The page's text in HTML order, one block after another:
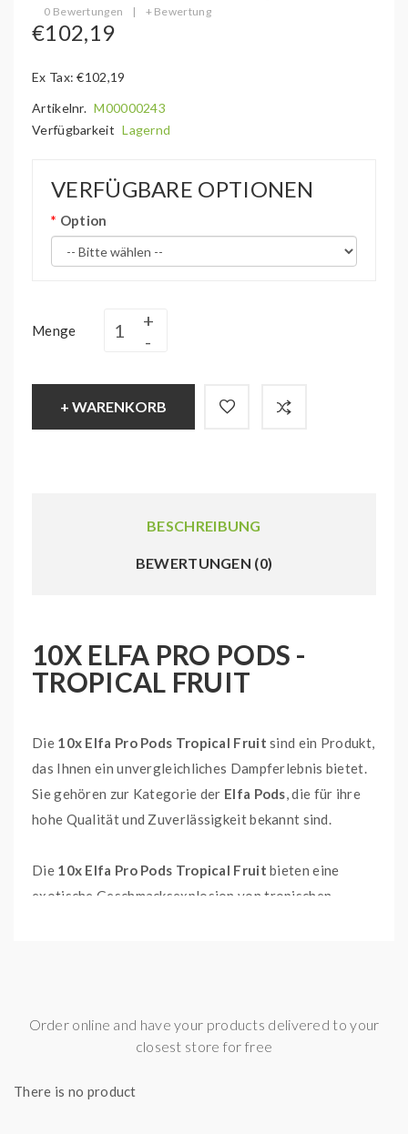
0 Bewertungen | + Bewertung
€102,19
Ex Tax: €102,19
Artikelnr. M00000243
Verfügbarkeit Lagernd
VERFÜGBARE OPTIONEN
Option
Menge
+ WARENKORB
BESCHREIBUNG
BEWERTUNGEN (0)
10X ELFA PRO PODS -
TROPICAL FRUIT
Die 10x Elfa Pro Pods Tropical Fruit sind ein Produkt,
das Ihnen ein unvergleichliches Dampferlebnis bietet.
Sie gehören zur Kategorie der Elfa Pods, die für ihre
hohe Qualität und Zuverlässigkeit bekannt sind.
Die 10x Elfa Pro Pods Tropical Fruit bieten eine
exotische Geschmacksexplosion von tropischen
Eine der Hauptmerkmale dieses Produkts ist die
jedem Kauf zehn vorbefüllte Pods erhalten. Diese sind
Order online and have your products delivered to your
closest store for free
There is no product